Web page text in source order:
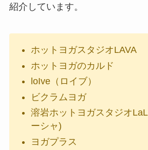
紹介しています。
ホットヨガスタジオLAVA
ホットヨガのカルド
loIve（ロイブ）
ビクラムヨガ
溶岩ホットヨガスタジオ
ーシャ)
ヨガプラス